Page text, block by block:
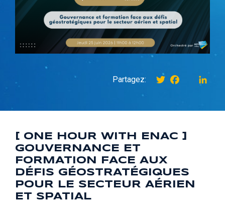
Partagez: TwitterFacebook
[ ONE HOUR WITH ENAC ]
GOUVERNANCE ET
FORMATION FACE AUX
DÉFIS GÉOSTRATÉGIQUES
POUR LE SECTEUR AÉRIEN
ET SPATIAL